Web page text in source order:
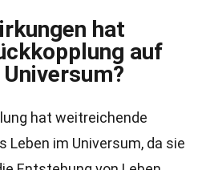
hat
auf
hat weitreichende
Leben im Universum, da sie